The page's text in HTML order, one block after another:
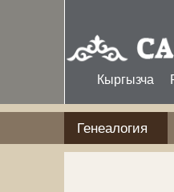
Кыргызча
Генеалогия